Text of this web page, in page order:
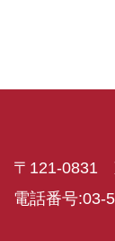
〒121-0831
電話番号:03-